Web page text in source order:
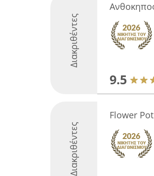
Διακριθέντες
9.5
Διακριθέντες
Flower Pot